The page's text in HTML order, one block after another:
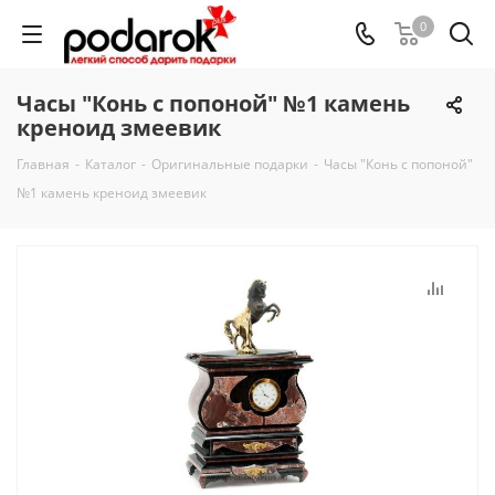
0
Часы "Конь с попоной" №1 камень
креноид змеевик
Главная - Каталог - Оригинальные подарки - Часы "Конь с попоной"
№1 камень креноид змеевик